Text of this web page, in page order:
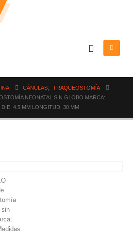
CÁNULAS
TRAQUEOSTOMÍA
NEONATAL SIN GLOBO MARCA:
4.5 MM LONGITUD: 30 MM